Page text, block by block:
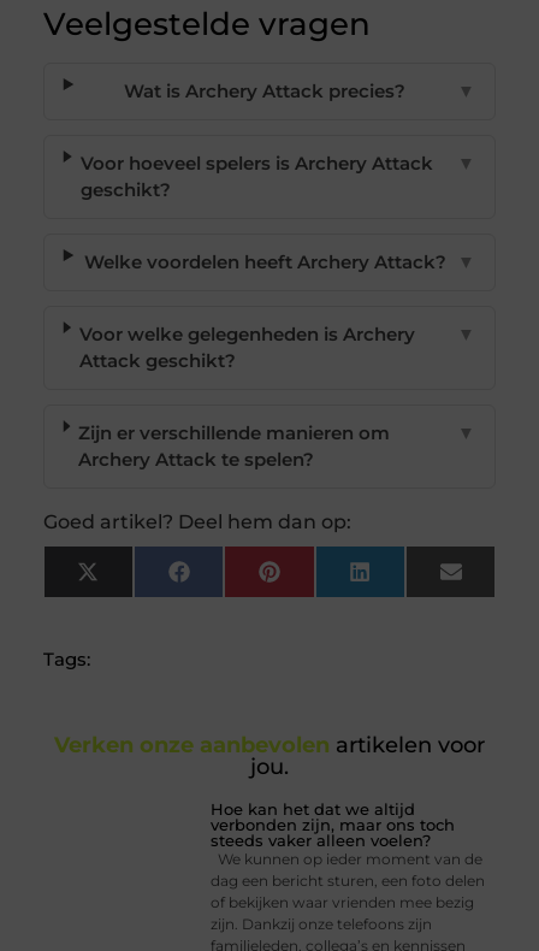
Veelgestelde vragen
Wat is Archery Attack precies? ▼
Voor hoeveel spelers is Archery Attack
geschikt?
▼
Welke voordelen heeft Archery Attack? ▼
Voor welke gelegenheden is Archery
Attack geschikt?
▼
Zijn er verschillende manieren om
Archery Attack te spelen?
▼
Goed artikel? Deel hem dan op:
X
(Twitter)
FacebookPinterest LinkedIn Email
Tags:
Verken onze aanbevolen artikelen voor
jou.
Hoe kan het dat we altijd
verbonden zijn, maar ons toch
steeds vaker alleen voelen?
We kunnen op ieder moment van de
dag een bericht sturen, een foto delen
of bekijken waar vrienden mee bezig
zijn. Dankzij onze telefoons zijn
familieleden, collega’s en kennissen